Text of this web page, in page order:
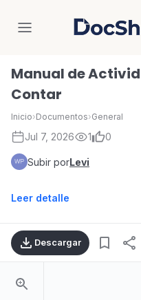
Manual de
Contar
Inicio›Documentos›General
Jul 7, 2026 1 0
Subir porLevi
Leer detalle
Descargar